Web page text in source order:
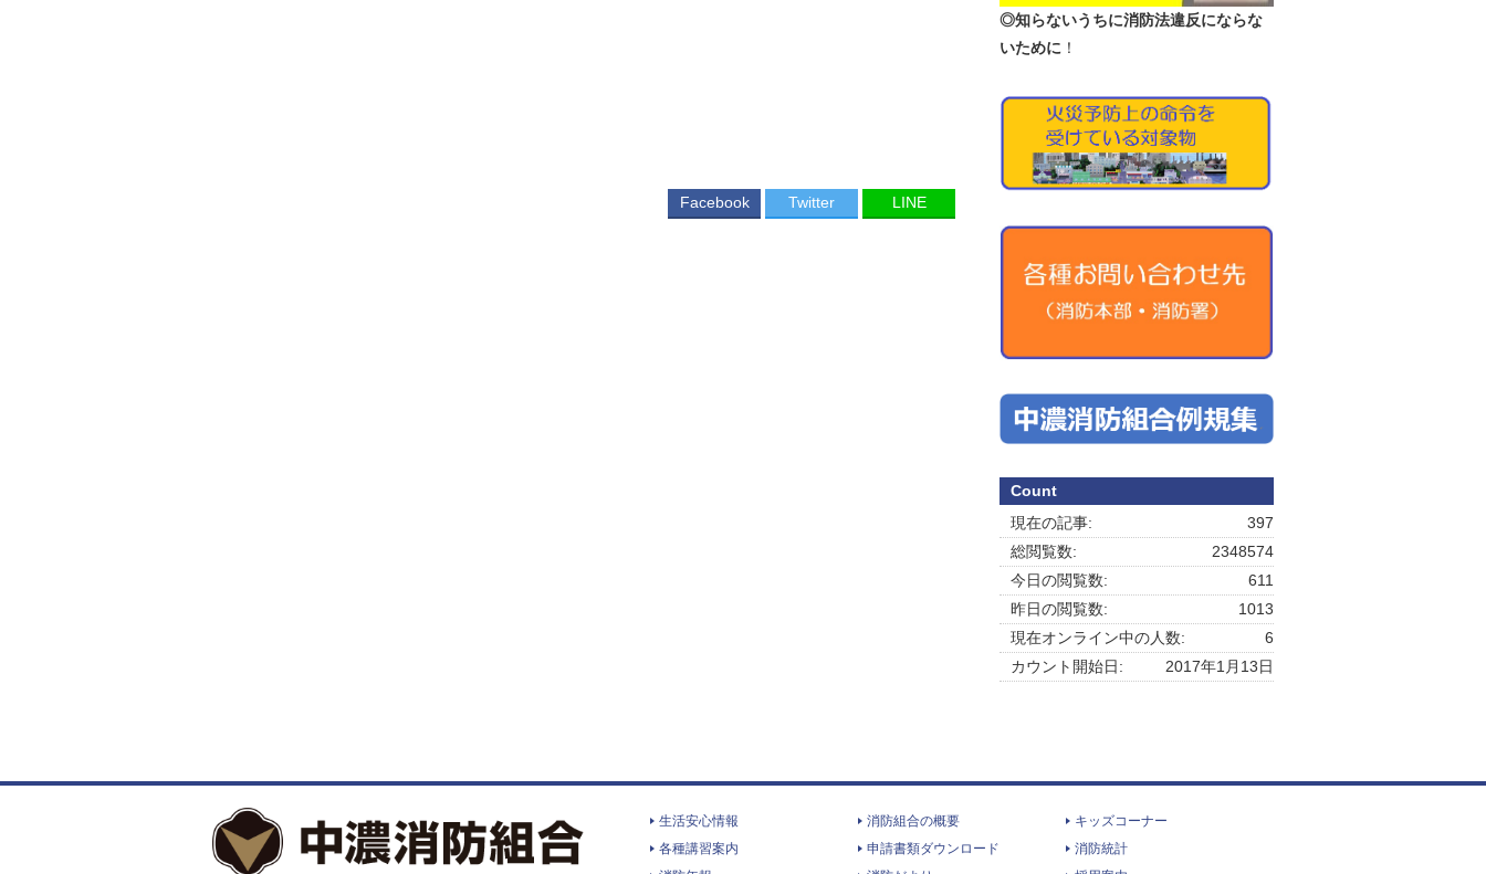
Facebook Twitter LINE
◎知らないうちに消防法違反にならな
いために ！
Count
397
現在の記事:
2348574
総閲覧数:
611
今日の閲覧数:
1013
昨日の閲覧数:
6
現在オンライン中の人数:
2017年1月13日
カウント開始日:
生活安心情報 消防組合の概要
キッズコーナー
各種講習案内
申請書類ダウンロード
消防統計